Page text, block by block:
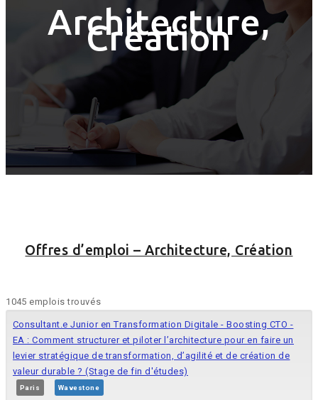
Architecture,
Création
Offres d’emploi – Architecture, Création
1045 emplois trouvés
Consultant.e Junior en Transformation Digitale - Boosting CTO -
EA : Comment structurer et piloter l’architecture pour en faire un
levier stratégique de transformation, d’agilité et de création de
valeur durable ? (Stage de fin d'études)
Paris Wavestone